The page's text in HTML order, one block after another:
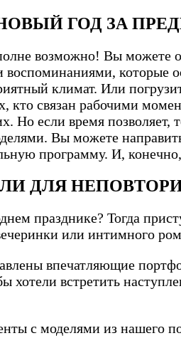
ГОД ЗА
возможно! Вы можете
которые
климат. Или
связан рабочими
если время позволяет,
Вы можете
программу. И,
ДЛЯ
празднике? Тогда
или интимного
впечатляющие
хотели встретить
с моделями из нашего